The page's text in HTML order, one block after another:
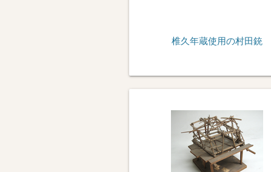
椎久年蔵使用の村田銃